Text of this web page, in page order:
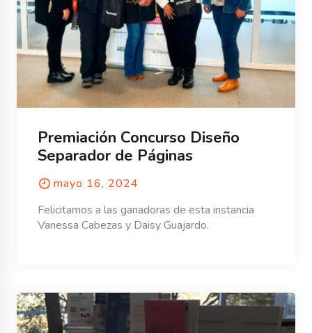
Premiación Concurso Diseño
Separador de Páginas
mayo 16, 2024
Felicitamos a las ganadoras de esta instancia
Vanessa Cabezas y Daisy Guajardo.